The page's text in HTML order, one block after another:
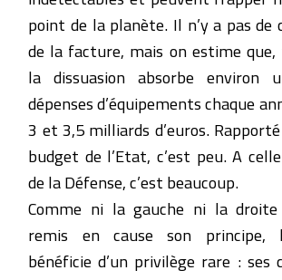
point de la planète. Il n’y a pas
de la facture, mais on estime
la dissuasion absorbe environ
dépenses d’équipements chaque
3 et 3,5 milliards d’euros.
budget de l’Etat, c’est peu. A
de la Défense, c’est beaucoup.
Comme ni la gauche ni la droite
remis en cause son principe,
bénéficie d’un privilège rare : ses